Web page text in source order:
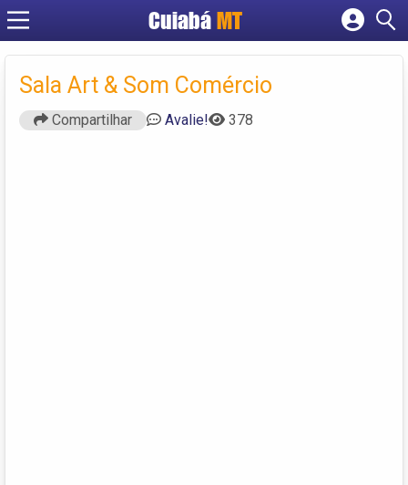
Cuiabá MT
Cadastrar empresa
Criar conta
Sala Art & Som Comércio
Compartilhar Avalie! 378